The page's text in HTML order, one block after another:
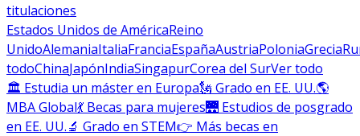
titulaciones
Estados Unidos de AméricaReino
UnidoAlemaniaItaliaFranciaEspañaAustriaPoloniaGrecia
todoChinaJapónIndiaSingapurCorea del SurVer todo
🏛 Estudia un máster en Europa🗽 Grado en EE. UU.🌎
MBA Global💃 Becas para mujeres🌉 Estudios de posgrado
en EE. UU.🔬 Grado en STEM👉 Más becas en